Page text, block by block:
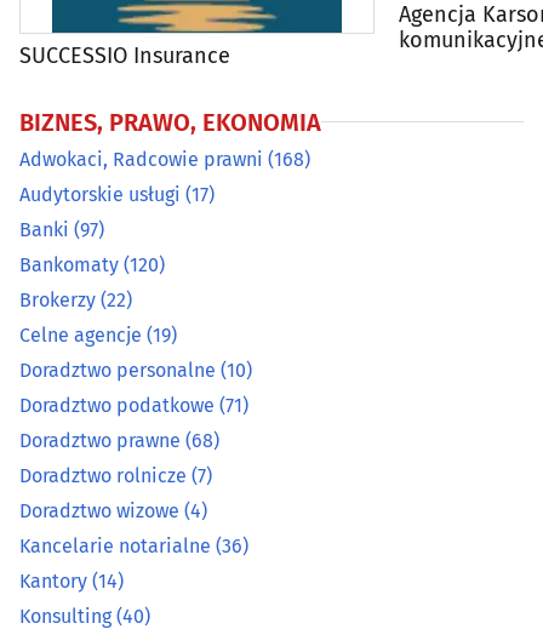
Doradztwo wizowe(4)
Kantory(14)
Konsulting
(18)
Ochrona danych osobowych
Odszkodowania(29)
Organizacja konferencji, centra konferencyjne
(13)
Pożyczki, kredyty, lokaty
SUCCESSIO Insurance
Agencja
BIZNES, PRAWO, EKONOMIA
Adwokaci, Radcowie prawni (168)
Audytorskie usługi (17)
Banki (97)
Bankomaty (120)
Brokerzy (22)
Celne agencje (19)
Doradztwo personalne (10)
Doradztwo podatkowe (71)
Doradztwo prawne (68)
Doradztwo rolnicze (7)
Doradztwo wizowe (4)
Kancelarie notarialne (36)
Kantory (14)
Konsulting(40)